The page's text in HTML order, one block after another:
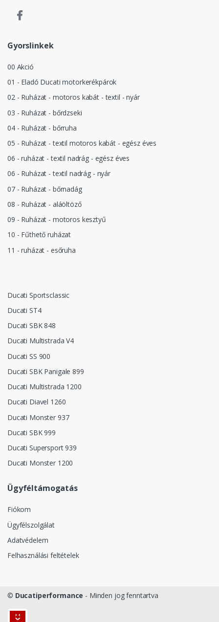
Gyorslinkek
00 Akció
01 - Eladó Ducati motorkerékpárok
02 - Ruházat - motoros kabát - textil - nyár
03 - Ruházat - bőrdzseki
04 - Ruházat - bőrruha
05 - Ruházat - textil motoros kabát - egész éves
06 - ruházat - textil nadrág - egész éves
06 - Ruházat - textil nadrág - nyár
07 - Ruházat - bőrnadág
08 - Ruházat - aláöltöző
09 - Ruházat - motoros kesztyű
10 - Fűthető ruházat
11 - ruházat - esőruha
Ducati Sportsclassic
Ducati ST4
Ducati SBK 848
Ducati Multistrada V4
Ducati SS 900
Ducati SBK Panigale 899
Ducati Multistrada 1200
Ducati Diavel 1260
Ducati Monster 937
Ducati SBK 999
Ducati Supersport 939
Ducati Monster 1200
Ügyféltámogatás
Fiókom
Ügyfélszolgálat
Adatvédelem
Felhasználási feltételek
© Ducatiperformance - Minden jog fenntartva